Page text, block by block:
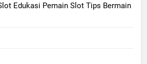
Edukasi Pemain Slot Tips Bermain